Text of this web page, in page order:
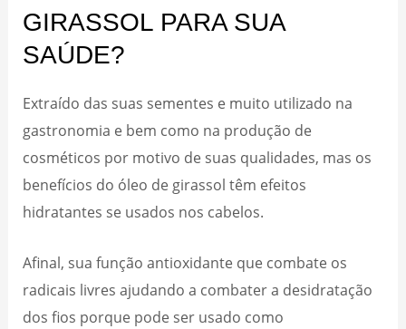
GIRASSOL PARA SUA
SAÚDE?
Extraído das suas sementes e muito utilizado na
gastronomia e bem como na produção de
cosméticos por motivo de suas qualidades, mas os
benefícios do óleo de girassol têm efeitos
hidratantes se usados nos cabelos.
Afinal, sua função antioxidante que combate os
radicais livres ajudando a combater a desidratação
dos fios porque pode ser usado como